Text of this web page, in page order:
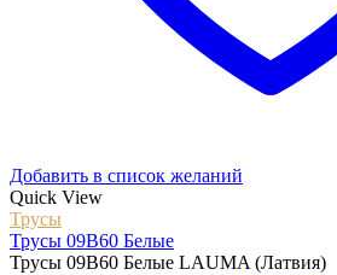
Добавить в список желаний
Quick View
Трусы
Трусы 09B60 Белые
Трусы 09B60 Белые LAUMA (Латвия)